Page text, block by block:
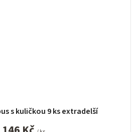
s kuličkou 9 ks extradelší